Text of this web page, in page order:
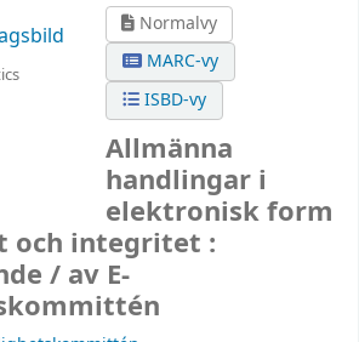
Normalvy
MARC-vy
ISBD-vy
Allmänna
handlingar i
elektronisk form
och integritet :
/ av E-